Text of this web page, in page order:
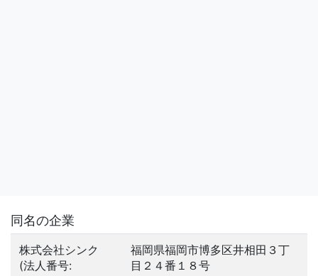
同名の企業
株式会社シンク
(法人番号:
福岡県福岡市博多区井相田３丁
目２４番１８号